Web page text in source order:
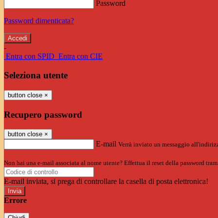
Password
Password dimenticata?
-
Entra con SPID Entra con CIE
Seleziona utente
button close ×
Recupero password
button close ×
E-mail Verrà inviato un messaggio
Non hai una e-mail associata al nome utente? Effettua il reset della password
E-mail inviata, si prega di controllare la casella di posta elettronica!
Errore